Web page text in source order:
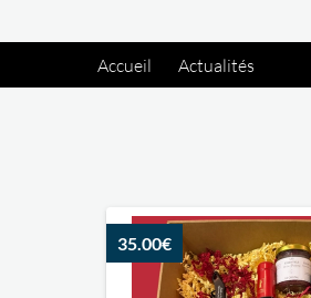
Accueil Actualités
35.00€